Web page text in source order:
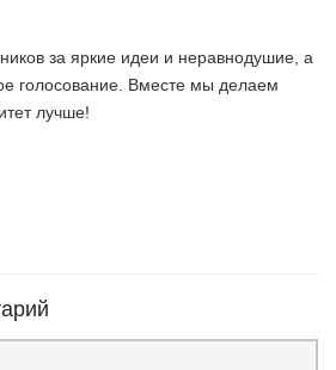
за яркие идеи и неравнодушие, а
голосование. Вместе мы делаем
лучше!